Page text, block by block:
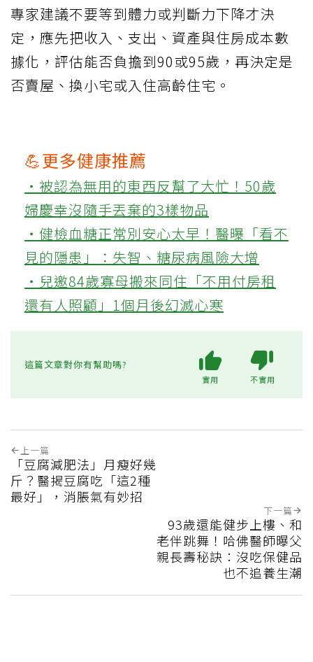
專家建議不要等到體力或判斷力下降才決
定，應先把收入、支出、資產與住房成本數
據化，評估能否負擔到90或95歲，再決定是
否賣屋、換小宅或入住高齡住宅。
💪更多健康推薦
‧被認為無用的東西反幫了大忙！50歲
婦慶幸沒隨手丟棄的3樣物品
‧健檢血糖正常別安心太早！醫曝「看不
見的隱患」：失智、糖尿病風險大增
‧兒邀84歲寡母搬來同住「不用付房租
還有人照顧」1個月後幻滅心寒
這篇文章對你有幫助嗎?
實用 不實用
上一篇
「豆腐減肥法」月瘦好幾
斤？醫揭豆腐吃「這2種
最好」，消脹氣有妙招
下一篇
93歲還能健步上樓、和
老伴跳舞！哈佛醫師曝父
親長壽秘訣：沒吃保健品
也不追養生潮